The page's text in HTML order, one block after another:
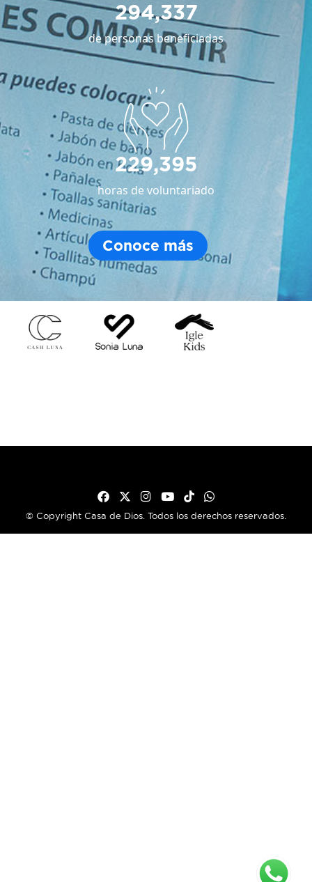
294,337
de personas beneficiadas
229,395
horas de voluntariado
Conoce más
© Copyright Casa de Dios. Todos los derechos reservados.